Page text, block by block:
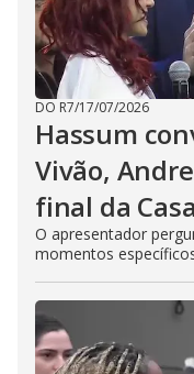
DO R7/17/07/2026
Hassum
Vivão,
final da
O apresentador
momentos